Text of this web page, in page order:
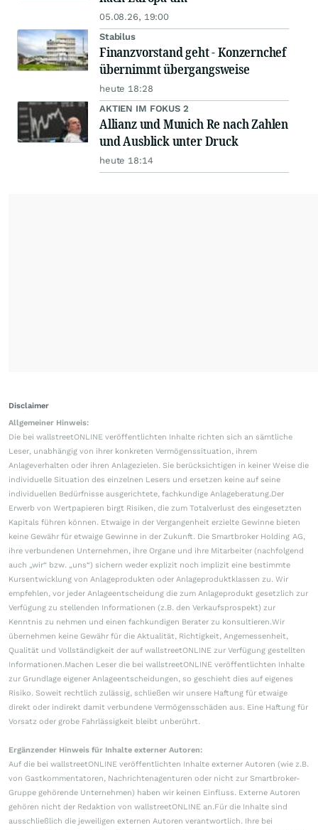
05.08.26, 19:00
Stabilus
Finanzvorstand geht - Konzernchef
übernimmt übergangsweise
heute 18:28
AKTIEN IM FOKUS 2
Allianz und Munich Re nach Zahlen
und Ausblick unter Druck
heute 18:14
Disclaimer
Allgemeiner Hinweis:
Die bei wallstreetONLINE veröffentlichten Inhalte richten sich an sämtliche
Leser, unabhängig von ihrer konkreten Vermögenssituation, ihrem
Anlageverhalten oder ihren Anlagezielen. Sie berücksichtigen in keiner Weise die
individuelle Situation des einzelnen Lesers und ersetzen keine auf seine
individuellen Bedürfnisse ausgerichtete, fachkundige Anlageberatung.Der
Erwerb von Wertpapieren birgt Risiken, die zum Totalverlust des eingesetzten
Kapitals führen können. Etwaige in der Vergangenheit erzielte Gewinne bieten
keine Gewähr für etwaige Gewinne in der Zukunft. Die Smartbroker Holding AG,
ihre verbundenen Unternehmen, ihre Organe und ihre Mitarbeiter (nachfolgend
auch „wir“ bzw. „uns“) sichern weder explizit noch implizit eine bestimmte
Kursentwicklung von Anlageprodukten oder Anlageproduktklassen zu. Wir
empfehlen, vor jeder Anlageentscheidung die zum Anlageprodukt gesetzlich zur
Verfügung zu stellenden Informationen (z.B. den Verkaufsprospekt) zur
Kenntnis zu nehmen und einen fachkundigen Berater zu konsultieren.Wir
übernehmen keine Gewähr für die Aktualität, Richtigkeit, Angemessenheit,
Qualität und Vollständigkeit der auf wallstreetONLINE zur Verfügung gestellten
Informationen.Machen Leser die bei wallstreetONLINE veröffentlichten Inhalte
zur Grundlage eigener Anlageentscheidungen, so geschieht dies auf eigenes
Risiko. Soweit rechtlich zulässig, schließen wir unsere Haftung für etwaige
direkt oder indirekt damit verbundene Vermögensschäden aus. Eine Haftung für
Vorsatz oder grobe Fahrlässigkeit bleibt unberührt.
Ergänzender Hinweis für Inhalte externer Autoren:
Auf die bei wallstreetONLINE veröffentlichten Inhalte externer Autoren (wie z.B.
von Gastkommentatoren, Nachrichtenagenturen oder nicht zur Smartbroker-
Gruppe gehörende Unternehmen) haben wir keinen Einfluss. Externe Autoren
gehören nicht der Redaktion von wallstreetONLINE an.Für die Inhalte sind
ausschließlich die jeweiligen externen Autoren verantwortlich. Ihre bei